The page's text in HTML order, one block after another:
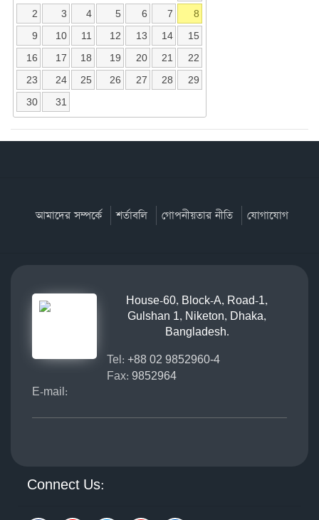
2
3 4 5 6 7
8
9
10 11 12 13 14
15
16
17 18 19 20 21
22
23
24 25 26 27 28
29
30
31
আমাদের সম্পর্কে শর্তাবলি গোপনীয়তার নীতি যোগাযোগ
House-60, Block-A, Road-1,
Gulshan 1, Niketon, Dhaka,
Bangladesh.
Tel: +88 02 9852960-4
Fax: 9852964
E-mail:
Connect Us: